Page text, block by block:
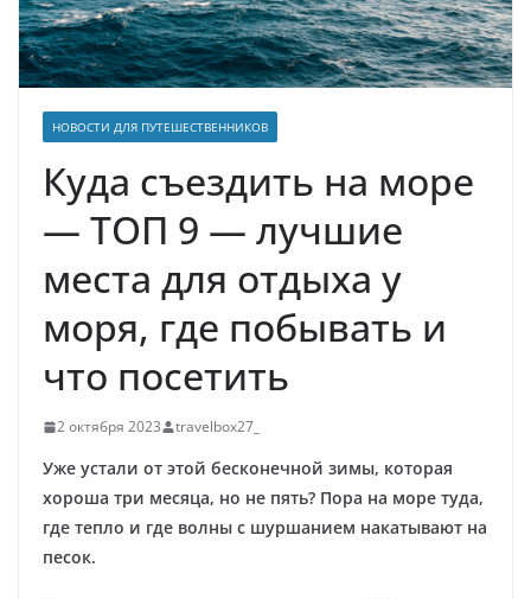
НОВОСТИ ДЛЯ ПУТЕШЕСТВЕННИКОВ
Куда съездить на море
— ТОП 9 — лучшие
места для отдыха у
моря, где побывать и
что посетить
2 октября 2023 travelbox27_
Уже устали от этой бесконечной зимы, которая
хороша три месяца, но не пять? Пора на море туда,
где тепло и где волны с шуршанием накатывают на
песок.